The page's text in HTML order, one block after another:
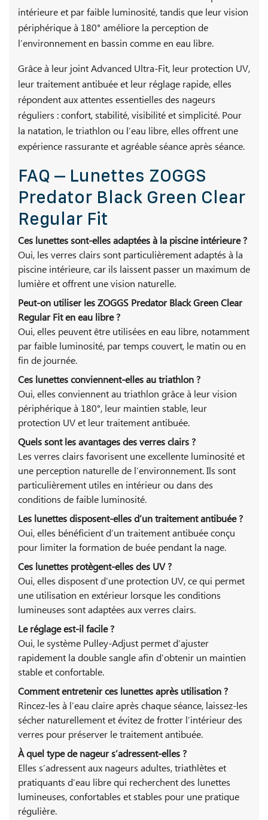
intérieure et par faible luminosité, tandis que leur vision
périphérique à 180° améliore la perception de
l’environnement en bassin comme en eau libre.
Grâce à leur joint Advanced Ultra-Fit, leur protection UV,
leur traitement antibuée et leur réglage rapide, elles
répondent aux attentes essentielles des nageurs
réguliers : confort, stabilité, visibilité et simplicité. Pour
la natation, le triathlon ou l’eau libre, elles offrent une
expérience rassurante et agréable séance après séance.
FAQ – Lunettes ZOGGS
Predator Black Green Clear
Regular Fit
Ces lunettes sont-elles adaptées à la piscine intérieure ?
Oui, les verres clairs sont particulièrement adaptés à la
piscine intérieure, car ils laissent passer un maximum de
lumière et offrent une vision naturelle.
Peut-on utiliser les ZOGGS Predator Black Green Clear
Regular Fit en eau libre ?
Oui, elles peuvent être utilisées en eau libre, notamment
par faible luminosité, par temps couvert, le matin ou en
fin de journée.
Ces lunettes conviennent-elles au triathlon ?
Oui, elles conviennent au triathlon grâce à leur vision
périphérique à 180°, leur maintien stable, leur
protection UV et leur traitement antibuée.
Quels sont les avantages des verres clairs ?
Les verres clairs favorisent une excellente luminosité et
une perception naturelle de l’environnement. Ils sont
particulièrement utiles en intérieur ou dans des
conditions de faible luminosité.
Les lunettes disposent-elles d’un traitement antibuée ?
Oui, elles bénéficient d’un traitement antibuée conçu
pour limiter la formation de buée pendant la nage.
Ces lunettes protègent-elles des UV ?
Oui, elles disposent d’une protection UV, ce qui permet
une utilisation en extérieur lorsque les conditions
lumineuses sont adaptées aux verres clairs.
Le réglage est-il facile ?
Oui, le système Pulley-Adjust permet d’ajuster
rapidement la double sangle afin d’obtenir un maintien
stable et confortable.
Comment entretenir ces lunettes après utilisation ?
Rincez-les à l’eau claire après chaque séance, laissez-les
sécher naturellement et évitez de frotter l’intérieur des
verres pour préserver le traitement antibuée.
À quel type de nageur s’adressent-elles ?
Elles s’adressent aux nageurs adultes, triathlètes et
pratiquants d’eau libre qui recherchent des lunettes
lumineuses, confortables et stables pour une pratique
régulière.